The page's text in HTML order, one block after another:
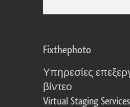
Fixthephoto
Υπηρεσίες
βίντεο
Virtual Staging Services